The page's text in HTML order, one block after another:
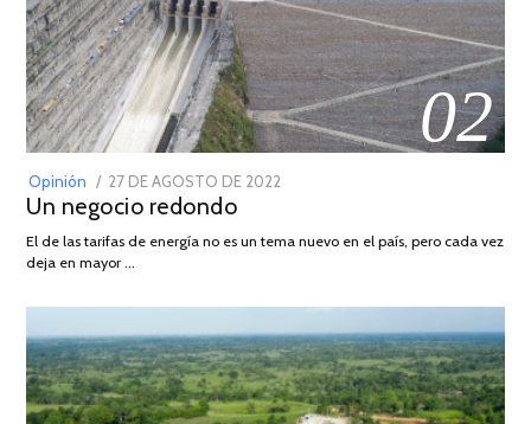
02
Opinión
POSTED
ON
27 DE AGOSTO DE 2022
DE
Un negocio redondo
El de las tarifas de energía no es un tema nuevo en el país, pero cada vez
deja en mayor …